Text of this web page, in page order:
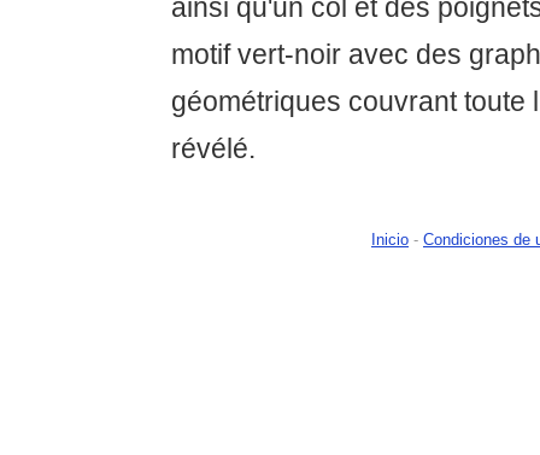
ainsi qu'un col et des
motif vert-noir avec des
géométriques couvrant toute
révélé.
Inicio - Condiciones de